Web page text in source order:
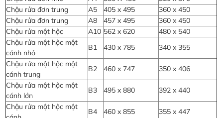
Chậu rửa đơn trung
A5 405 x 495
360 x 450
Chậu rửa đơn trung
A8 457 x 495
360 x 450
Chậu rửa một hộc
A10 562 x 620
480 x 540
Chậu rửa một hộc một
cánh nhỏ
B1 430 x 785
340 x 355
Chậu rửa một hộc một
cánh trung
B2 460 x 747
350 x 406
Chậu rửa một hộc một
cánh lớn
B3 495 x 880
392 x 440
Chậu rửa một hộc một
B4 460 x 855
355 x 447